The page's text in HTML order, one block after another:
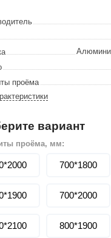
Сталь-Мастер
CeruttiSpa
Русский дух
Карельские легенды
LUX ELEMENTS
проёма
вариант
проёма, мм:
700*1800
700*2000
800*1900